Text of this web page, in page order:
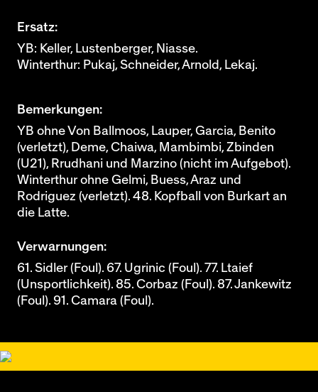
Ersatz:
YB: Keller, Lustenberger, Niasse.
Winterthur: Pukaj, Schneider, Arnold, Lekaj.
Bemerkungen:
YB ohne Von Ballmoos, Lauper, Garcia, Benito
(verletzt), Deme, Chaiwa, Mambimbi, Zbinden
(U21), Rrudhani und Marzino (nicht im Aufgebot).
Winterthur ohne Gelmi, Buess, Araz und
Rodriguez (verletzt). 48. Kopfball von Burkart an
die Latte.
Verwarnungen:
61. Sidler (Foul). 67. Ugrinic (Foul). 77. Ltaief
(Unsportlichkeit). 85. Corbaz (Foul). 87. Jankewitz
(Foul). 91. Camara (Foul).